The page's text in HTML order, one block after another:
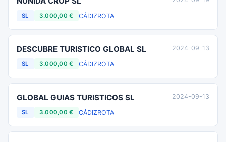
SL 3.000,00 € CÁDIZROTA
DESCUBRE TURISTICO GLOBAL SL
SL 3.000,00 € CÁDIZROTA
2024-09-13
GLOBAL GUIAS TURISTICOS SL
SL 3.000,00 € CÁDIZROTA
2024-09-13